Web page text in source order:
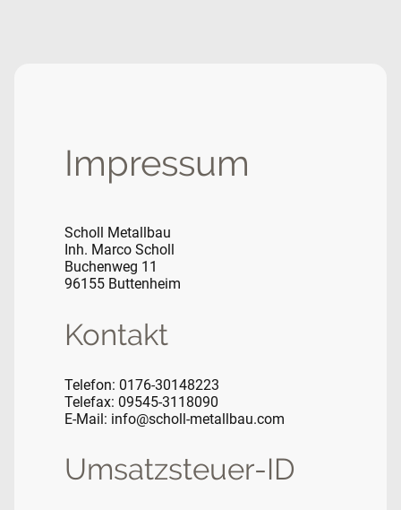
Impressum
Scholl Metallbau
Inh. Marco Scholl
Buchenweg 11
96155 Buttenheim
Kontakt
Telefon: 0176-30148223
Telefax: 09545-3118090
E-Mail: info@scholl-metallbau.com
Umsatzsteuer-ID